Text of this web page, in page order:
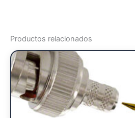
Productos relacionados